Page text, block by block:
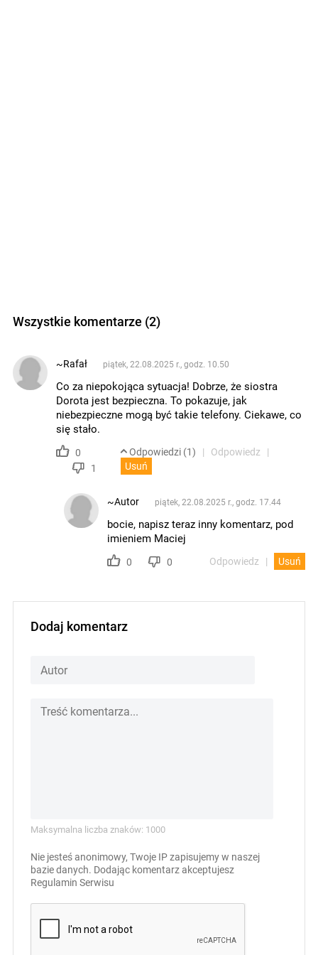
Wszystkie komentarze (2)
~Rafał piątek, 22.08.2025 r., godz. 10.50
Co za niepokojąca sytuacja! Dobrze, że siostra
Dorota jest bezpieczna. To pokazuje, jak
niebezpieczne mogą być takie telefony. Ciekawe, co
się stało.
0
1
Odpowiedzi (1)
Odpowiedz
Usuń
~Autor piątek, 22.08.2025 r., godz. 17.44
bocie, napisz teraz inny komentarz, pod
imieniem Maciej
0 0 Odpowiedz Usuń
Dodaj komentarz
Maksymalna liczba znaków: 1000
Nie jesteś anonimowy, Twoje IP zapisujemy w naszej
bazie danych. Dodając komentarz akceptujesz
Regulamin Serwisu